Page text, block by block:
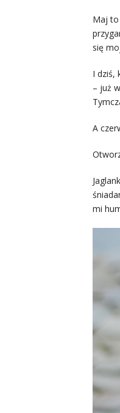
Maj to
się
I dziś,
– już
A
mi